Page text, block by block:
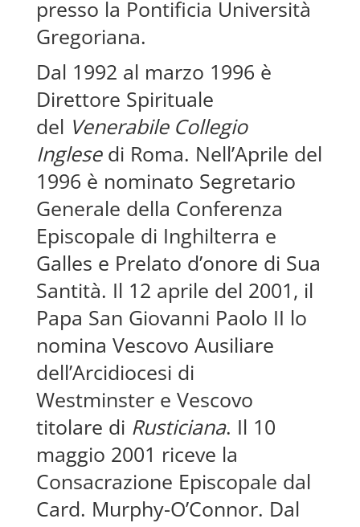
presso la Pontificia Università
Gregoriana.
Dal 1992 al marzo 1996 è
Direttore Spirituale
del Venerabile Collegio
Inglesedi Roma. Nell’Aprile del
1996 è nominato Segretario
Generale della Conferenza
Episcopale di Inghilterra e
Galles e Prelato d’onore di Sua
Santità. Il 12 aprile del 2001, il
Papa San Giovanni Paolo II lo
nomina Vescovo Ausiliare
dell’Arcidiocesi di
Westminster e Vescovo
titolare di Rusticiana. Il 10
maggio 2001 riceve la
Consacrazione Episcopale dal
Card. Murphy-O’Connor. Dal